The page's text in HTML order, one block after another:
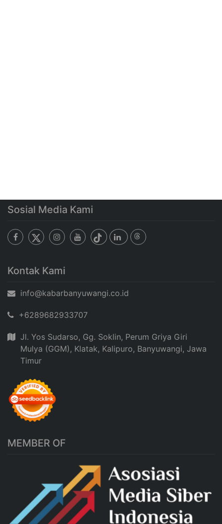
Sosial Media Kami
Kontak Kami
info@kabarbanyuwangi.co.id
+6289682933707
Jl. Yos Sudarso, Gg. Soklin, Perum Griya Giri
Mulya (GGM), Klatak, Kalipuro, Banyuwangi, Jawa
Timur
MEMBER OF